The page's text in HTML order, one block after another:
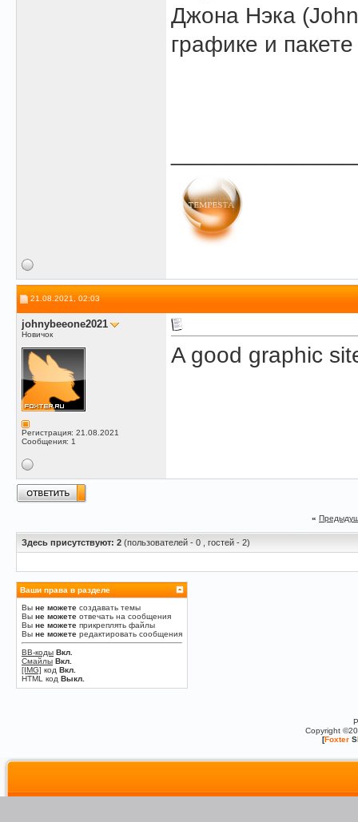
Джона Нэка
графике и
21.08.2021, 02:03
johnybeeone2021
Новичок
Регистрация: 21.08.2021
Сообщения: 1
A good graphic
«
Здесь присутствуют: 2 (пользователей - 0 , гостей - 2)
Ваши права в разделе
Вы не можете создавать темы
Вы не можете отвечать на сообщения
Вы не можете прикреплять файлы
Вы не можете редактировать сообщения
BB-коды Вкл.
Смайлы Вкл.
[IMG] код Вкл.
HTML код Выкл.
Copyright
[Foxter